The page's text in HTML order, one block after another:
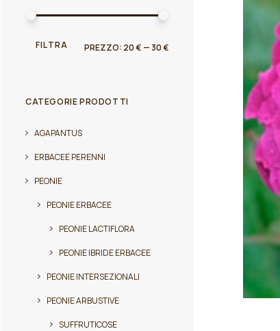
FILTRA PREZZO: 20 € — 30 €
CATEGORIE PRODOTTI
AGAPANTUS
ERBACEE PERENNI
PEONIE
PEONIE ERBACEE
PEONIE LACTIFLORA
PEONIE IBRIDE ERBACEE
PEONIE INTERSEZIONALI
PEONIE ARBUSTIVE
SUFFRUTICOSE